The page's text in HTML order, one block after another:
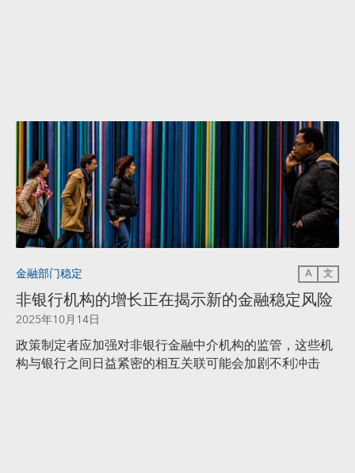
金融部门稳定 A 文
非银行机构的增长正在揭示新的金融稳定风险
2025年10月14日
政策制定者应加强对非银行金融中介机构的监管，这些机
构与银行之间日益紧密的相互关联可能会加剧不利冲击